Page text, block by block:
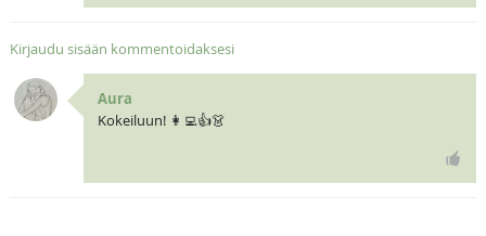
Kirjaudu sisään kommentoidaksesi
Aura
Kokeiluun! 👩‍💻👍👗